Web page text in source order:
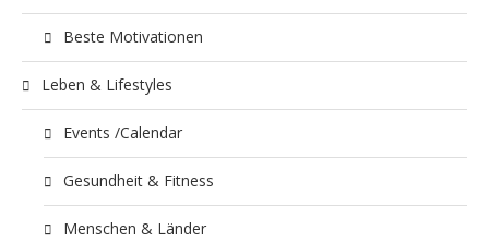
Beste Motivationen
Leben & Lifestyles
Events /Calendar
Gesundheit & Fitness
Menschen & Länder